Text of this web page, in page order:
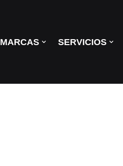
MARCAS SERVICIOS